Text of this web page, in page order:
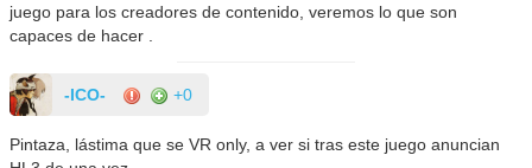
juego para los creadores de contenido, veremos lo que son
capaces de hacer .
-ICO- +0
Pintaza, lástima que se VR only, a ver si tras este juego anuncian